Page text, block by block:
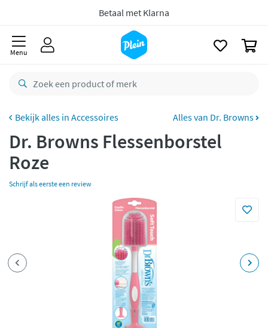
CO2 neutraal
Menu
Accessoires Alles van Dr. Browns
Dr. Browns Flessenborstel
Roze
Schrijf als eerste een review